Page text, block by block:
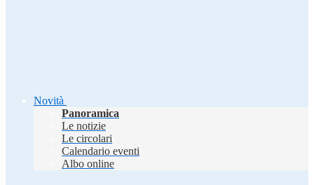
Novità
Panoramica
Le notizie
Le circolari
Calendario eventi
Albo online